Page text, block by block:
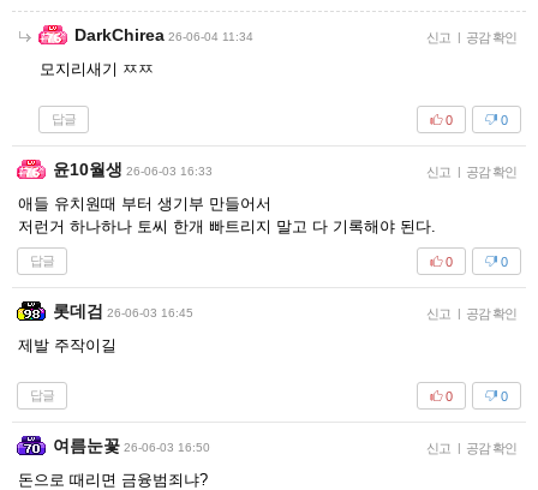
DarkChirea 26-06-04 11:34 신고 | 공감 확인
모지리새기 ㅉㅉ
답글 0
0
윤10월생 26-06-03 16:33 신고 | 공감 확인
애들 유치원때 부터 생기부 만들어서
저런거 하나하나 토씨 한개 빠트리지 말고 다 기록해야 된다.
답글 0
0
롯데검 26-06-03 16:45 신고 | 공감 확인
제발 주작이길
답글 0
0
여름눈꽃 26-06-03 16:50 신고 | 공감 확인
돈으로 때리면 금융범죄냐?